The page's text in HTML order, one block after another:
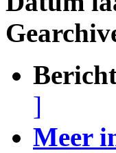
]
Meer